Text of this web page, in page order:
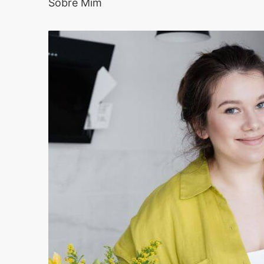
Sobre Mim